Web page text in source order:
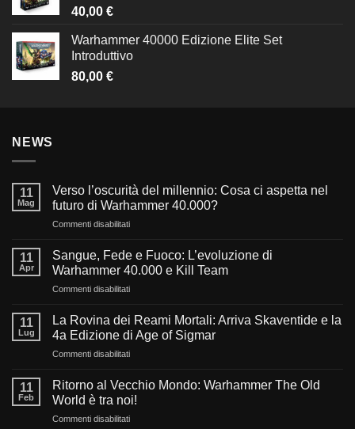
40,00 €
Warhammer 40000 Edizione Elite Set
Introduttivo
80,00 €
NEWS
11
Mag
Verso l’oscurità del millennio: Cosa ci aspetta nel
futuro di Warhammer 40.000?
Commenti disabilitatisu
l’oscurità
del
millennio:
Cosa
aspetta
nel
futuro
di
40.000?
11
Apr
Sangue, Fede e Fuoco: L’evoluzione di
Warhammer 40.000 e Kill Team
Commenti disabilitatisu
Fede
e
Fuoco:
L’evoluzione
Warhammer
40.000
Kill
11
Lug
La Rovina dei Reami Mortali: Arriva Skaventide e la
4a Edizione di Age of Sigmar
Commenti disabilitatisu
Rovina
dei
Reami
Mortali:
11
Feb
Ritorno al Vecchio Mondo: Warhammer The Old
World è tra noi!
Commenti disabilitatisu